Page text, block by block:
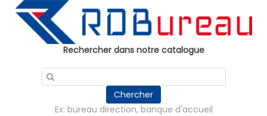
Rechercher dans notre catalogue
Chercher
Ex: bureau direction, banque d'accueil
Panneau de gestion des cookies